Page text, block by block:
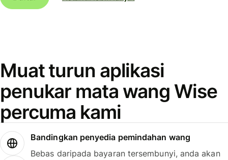
Muat turun aplikasi
penukar mata wang Wise
percuma kami
Bandingkan penyedia pemindahan wang
Bebas daripada bayaran tersembunyi, anda akan